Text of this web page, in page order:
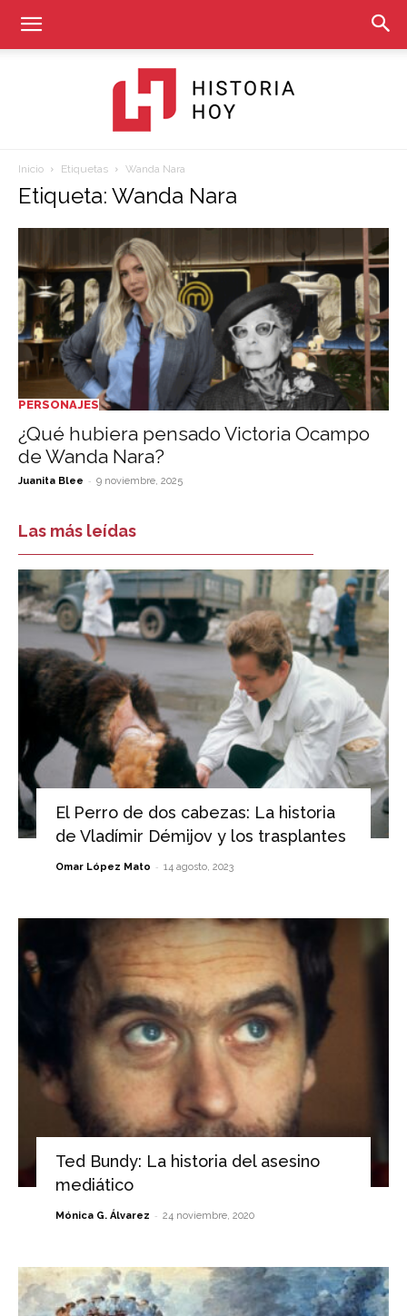
Hoy
Inicio Etiquetas Wanda Nara
Etiqueta: Wanda Nara
PERSONAJES
¿Qué hubiera pensado Victoria Ocampo
de Wanda Nara?
Juanita Blee - 9 noviembre, 2025
Las más leídas
El Perro de dos cabezas: La historia
de Vladímir Démijov y los trasplantes
Omar López Mato - 14 agosto, 2023
Ted Bundy: La historia del asesino
mediático
Mónica G. Álvarez - 24 noviembre, 2020